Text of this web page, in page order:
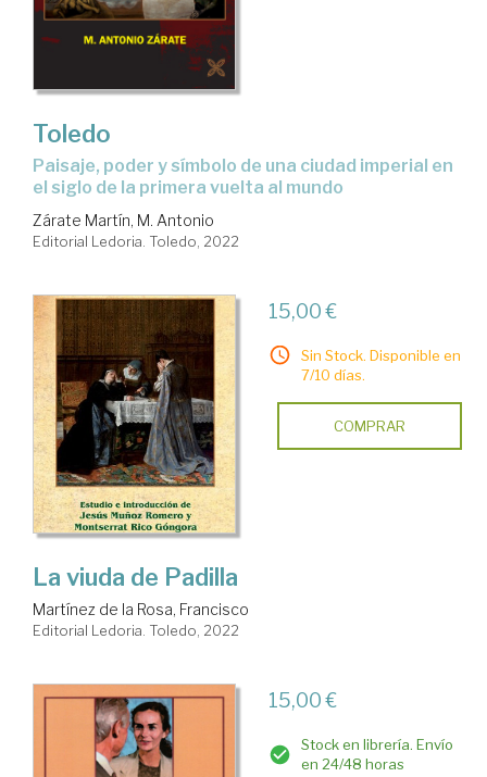
Toledo
paisaje, poder y símbolo de una ciudad imperial en
el siglo de la primera vuelta al mundo
Zárate Martín, M. Antonio
Editorial Ledoria. Toledo, 2022
15,00 €
Sin Stock. Disponible en
7/10 días.
COMPRAR
La viuda de Padilla
Martínez de la Rosa, Francisco
Editorial Ledoria. Toledo, 2022
15,00 €
Stock en librería. Envío
en 24/48 horas